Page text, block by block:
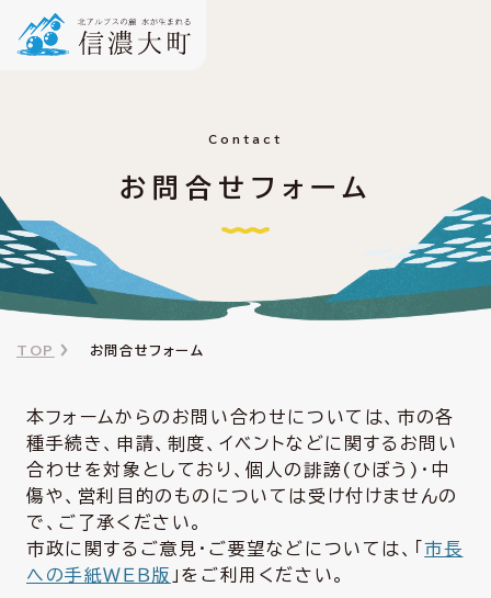
Contact
お問合せフォーム
TOP お問合せフォーム
本フォームからのお問い合わせについては、市の各
種手続き、申請、制度、イベントなどに関するお問い
合わせを対象としており、個人の誹謗(ひぼう)・中
傷や、営利目的のものについては受け付けませんの
で、ご了承ください。
市政に関するご意見・ご要望などについては、「市長
への手紙ＷＥＢ版 」をご利用ください。